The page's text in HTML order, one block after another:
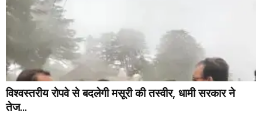
विश्वस्तरीय रोपवे से बदलेगी मसूरी की तस्वीर, धामी सरकार ने
तेज...